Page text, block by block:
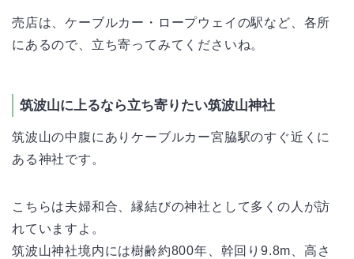
売店は、ケーブルカー・ロープウェイの駅など、各所
にあるので、立ち寄ってみてくださいね。
筑波山に上るなら立ち寄りたい筑波山神社
筑波山の中腹にありケーブルカー宮脇駅のすぐ近くに
ある神社です。
こちらは夫婦和合、縁結びの神社として多くの人が訪
れていますよ。
筑波山神社境内には樹齢約800年、幹回り9.8m、高さ